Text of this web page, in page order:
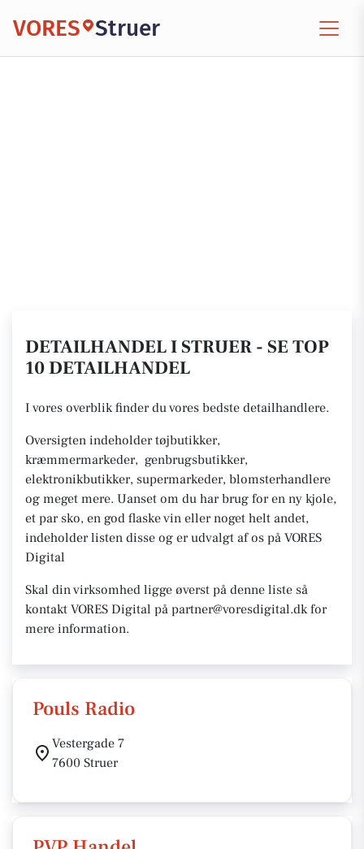
VORES Struer
DETAILHANDEL I STRUER - SE TOP
10 DETAILHANDEL
I vores overblik finder du vores bedste detailhandlere.
Oversigten indeholder tøjbutikker,
kræmmermarkeder, genbrugsbutikker,
elektronikbutikker, supermarkeder, blomsterhandlere
og meget mere. Uanset om du har brug for en ny kjole,
et par sko, en god flaske vin eller noget helt andet,
indeholder listen disse og er udvalgt af os på VORES
Digital
Skal din virksomhed ligge øverst på denne liste så
kontakt VORES Digital på partner@voresdigital.dk for
mere information.
Pouls Radio
Vestergade 7
7600 Struer